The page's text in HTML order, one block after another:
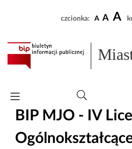
czcionka: A A A
BIP MJO - IV